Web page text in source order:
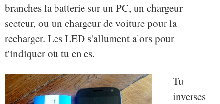
branches la batterie sur un PC, un chargeur
secteur, ou un chargeur de voiture pour la
recharger. Les LED s'allument alors pour
t'indiquer où tu en es.
Tu
inverses